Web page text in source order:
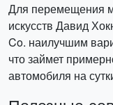
Для перемещения
искусств Давид
Co. наилучшим
что займет
автомобиля на